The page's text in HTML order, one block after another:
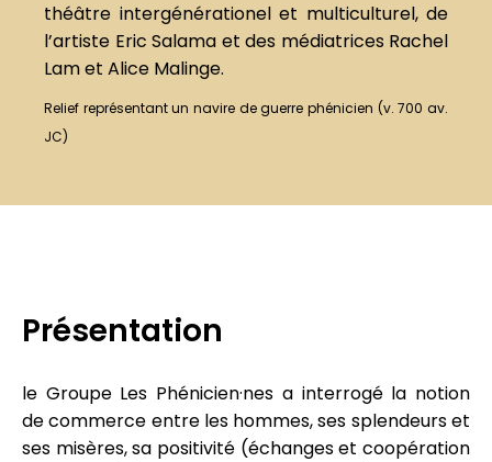
théâtre intergénérationel et multiculturel, de
l’artiste Eric Salama et des médiatrices Rachel
Lam et Alice Malinge.
Relief représentant un navire de guerre phénicien (v. 700 av.
JC)
Présentation
le Groupe Les Phénicien·nes a interrogé la notion
de commerce entre les hommes, ses splendeurs et
ses misères, sa positivité (échanges et coopération